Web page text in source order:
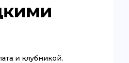
и клубникой.